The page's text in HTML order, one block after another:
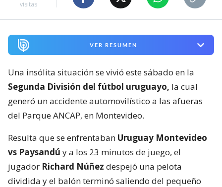
visitas
VER RESUMEN
Una insólita situación se vivió este sábado en la
Segunda División del fútbol uruguayo, la cual
generó un accidente automovilístico a las afueras
del Parque ANCAP, en Montevideo.
Resulta que se enfrentaban Uruguay Montevideo
vs Paysandú y a los 23 minutos de juego, el
jugador Richard Núñez despejó una pelota
dividida y el balón terminó saliendo del pequeño